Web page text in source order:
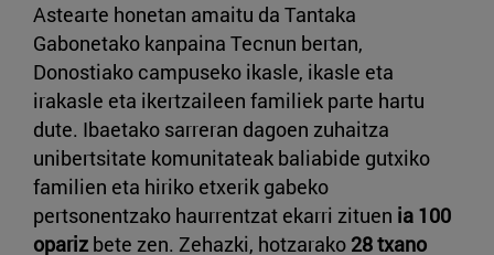
Astearte honetan amaitu da Tantaka
Gabonetako kanpaina Tecnun bertan,
Donostiako campuseko ikasle, ikasle eta
irakasle eta ikertzaileen familiek parte hartu
dute. Ibaetako sarreran dagoen zuhaitza
unibertsitate komunitateak baliabide gutxiko
familien eta hiriko etxerik gabeko
pertsonentzako haurrentzat ekarri zituen ia 100
opariz bete zen. Zehazki, hotzarako 28 txano